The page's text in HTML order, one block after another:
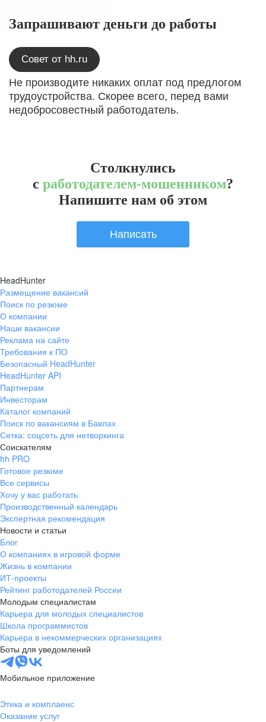
Запрашивают деньги до работы
Совет от hh.ru
Не производите никаких оплат под предлогом
трудоустройства. Скорее всего, перед вами
недобросовестный работодатель.
Столкнулись
с работодателем-мошенником?
Напишите нам об этом
Написать
HeadHunter
Размещение вакансий
Поиск по резюме
О компании
Наши вакансии
Реклама на сайте
Требования к ПО
Безопасный HeadHunter
HeadHunter API
Партнерам
Инвесторам
Каталог компаний
Поиск по вакансиям в Бавлах
Сетка: соцсеть для нетворкинга
Соискателям
hh PRO
Готовое резюме
Все сервисы
Хочу у вас работать
Производственный календарь
Экспертная рекомендация
Новости и статьи
Блог
О компаниях в игровой форме
Жизнь в компании
ИТ-проекты
Рейтинг работодателей России
Молодым специалистам
Карьера для молодых специалистов
Школа программистов
Карьера в некоммерческих организациях
Боты для уведомлений
Мобильное приложение
Этика и комплаенс
Оказание услуг